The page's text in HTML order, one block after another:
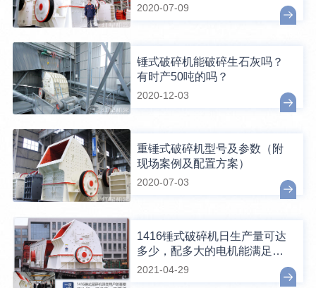
2020-07-09
锤式破碎机能破碎生石灰吗？
有时产50吨的吗？
2020-12-03
重锤式破碎机型号及参数（附
现场案例及配置方案）
2020-07-03
1416锤式破碎机日生产量可达
多少，配多大的电机能满足破
碎生产需要？
2021-04-29